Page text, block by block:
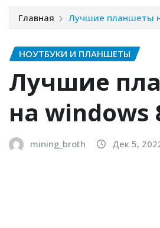
Главная Лучшие планшеты
НОУТБУКИ И ПЛАНШЕТЫ
Лучшие
на windows
mining_broth Дек 5,